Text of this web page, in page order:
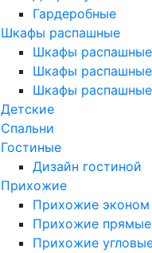
Гардеробные
Шкафы распашные
Шкафы
Шкафы
Шкафы
Детские
Спальни
Гостиные
Дизайн гостиной
Прихожие
Прихожие эконом
Прихожие прямые
Прихожие